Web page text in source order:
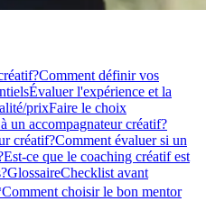
Comment définir vos
Évaluer l'expérience et la
prixFaire le choix
un accompagnateur créatif?
créatif?Comment évaluer si un
Est-ce que le coaching créatif est
GlossaireChecklist avant
choisir le bon mentor